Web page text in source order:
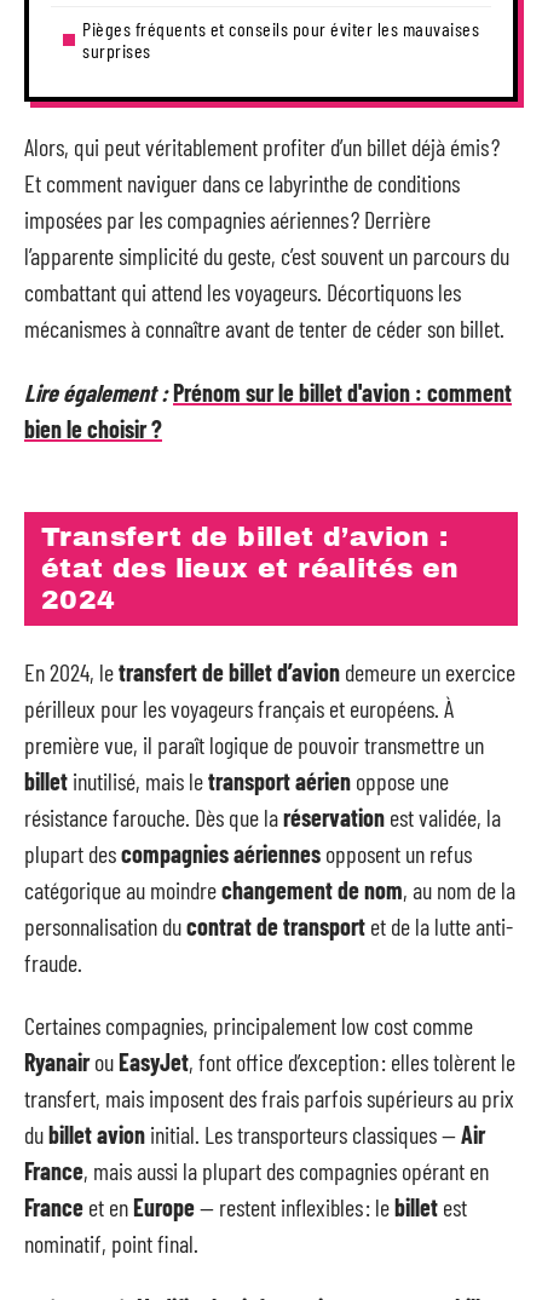
Pièges fréquents et conseils pour éviter les mauvaises
surprises
Alors, qui peut véritablement profiter d’un billet déjà émis ?
Et comment naviguer dans ce labyrinthe de conditions
imposées par les compagnies aériennes ? Derrière
l’apparente simplicité du geste, c’est souvent un parcours du
combattant qui attend les voyageurs. Décortiquons les
mécanismes à connaître avant de tenter de céder son billet.
Lire également :Prénom sur le billet d'avion : comment
bien le choisir ?
Transfert de billet d’avion :
état des lieux et réalités en
2024
En 2024, letransfert de billet d’avion demeure un exercice
périlleux pour les voyageurs français et européens. À
première vue, il paraît logique de pouvoir transmettre un
billet inutilisé, mais letransport aérien oppose une
résistance farouche. Dès que laréservation est validée, la
plupart descompagnies aériennes opposent un refus
catégorique au moindrechangement de nom, au nom de la
personnalisation ducontrat de transport et de la lutte anti-
fraude.
Certaines compagnies, principalement low cost comme
RyanairouEasyJet, font office d’exception : elles tolèrent le
transfert, mais imposent des frais parfois supérieurs au prix
dubillet avion initial. Les transporteurs classiques —Air
France, mais aussi la plupart des compagnies opérant en
France et enEurope— restent inflexibles : lebillet est
nominatif, point final.